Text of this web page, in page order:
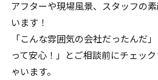
アフターや現場風景、スタッフの
います！
「こんな雰囲気の会社だったんだ
って安心！」とご相談前にチェッ
ゃいます。